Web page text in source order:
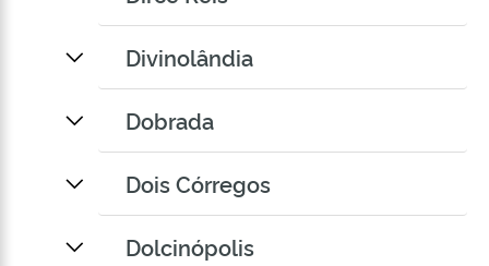
Divinolândia
Dobrada
Dois Córregos
Dolcinópolis